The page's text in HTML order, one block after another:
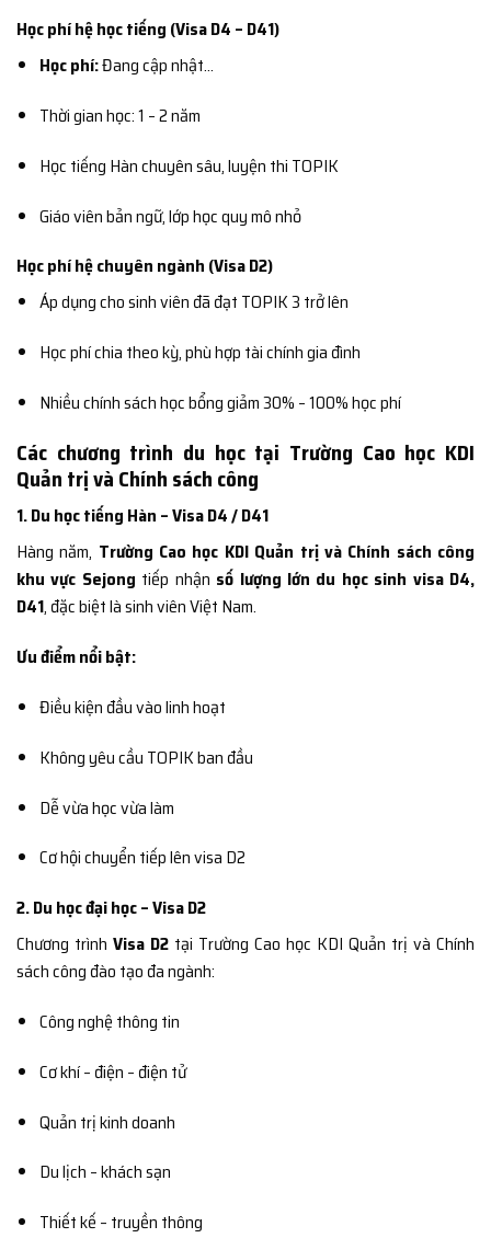
Học phí hệ học tiếng (Visa D4 – D41)
Học phí:Đang cập nhật…
Thời gian học: 1 – 2 năm
Học tiếng Hàn chuyên sâu, luyện thi TOPIK
Giáo viên bản ngữ, lớp học quy mô nhỏ
Học phí hệ chuyên ngành (Visa D2)
Áp dụng cho sinh viên đã đạt TOPIK 3 trở lên
Học phí chia theo kỳ, phù hợp tài chính gia đình
Nhiều chính sách học bổng giảm 30% – 100% học phí
Các chương trình du học tại Trường Cao học KDI
Quản trị và Chính sách công
1. Du học tiếng Hàn – Visa D4 / D41
Hàng năm, Trường Cao học KDI Quản trị và Chính sách công
khu vực Sejong tiếp nhận số lượng lớn du học sinh visa D4,
D41, đặc biệt là sinh viên Việt Nam.
Ưu điểm nổi bật:
Điều kiện đầu vào linh hoạt
Không yêu cầu TOPIK ban đầu
Dễ vừa học vừa làm
Cơ hội chuyển tiếp lên visa D2
2. Du học đại học – Visa D2
Chương trình Visa D2 tại Trường Cao học KDI Quản trị và Chính
sách công đào tạo đa ngành:
Công nghệ thông tin
Cơ khí – điện – điện tử
Quản trị kinh doanh
Du lịch – khách sạn
Thiết kế – truyền thông